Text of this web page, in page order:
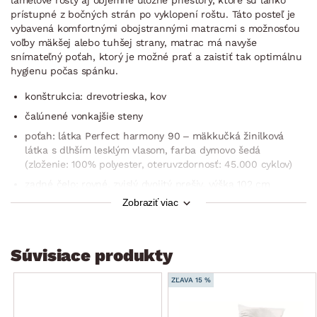
prístupné z bočných strán po vyklopení roštu. Táto posteľ je
vybavená komfortnými obojstrannými matracmi s možnosťou
voľby mäkšej alebo tuhšej strany, matrac má navyše
snímateľný poťah, ktorý je možné prať a zaistiť tak optimálnu
hygienu počas spánku.
konštrukcia: drevotrieska, kov
čalúnené vonkajšie steny
poťah: látka Perfect harmony 90 – mäkkučká žinilková
látka s dlhším lesklým vlasom, farba dymovo šedá
(zloženie: 100% polyester, oteruvzdornosť: 45.000 cyklov)
plocha lôžka: 180×200 cm
dvojité vrecká, bez polohovania, výklopná funkcia, nosnosť
do 130 kg)
2× matrac typ Nelly plus – voľne uložený (2× matrac
jadro: bielo-žltá polyuretánová pena, povrchová profilácia –
Zobraziť viac
Súvisiace produkty
ZĽAVA 15 %